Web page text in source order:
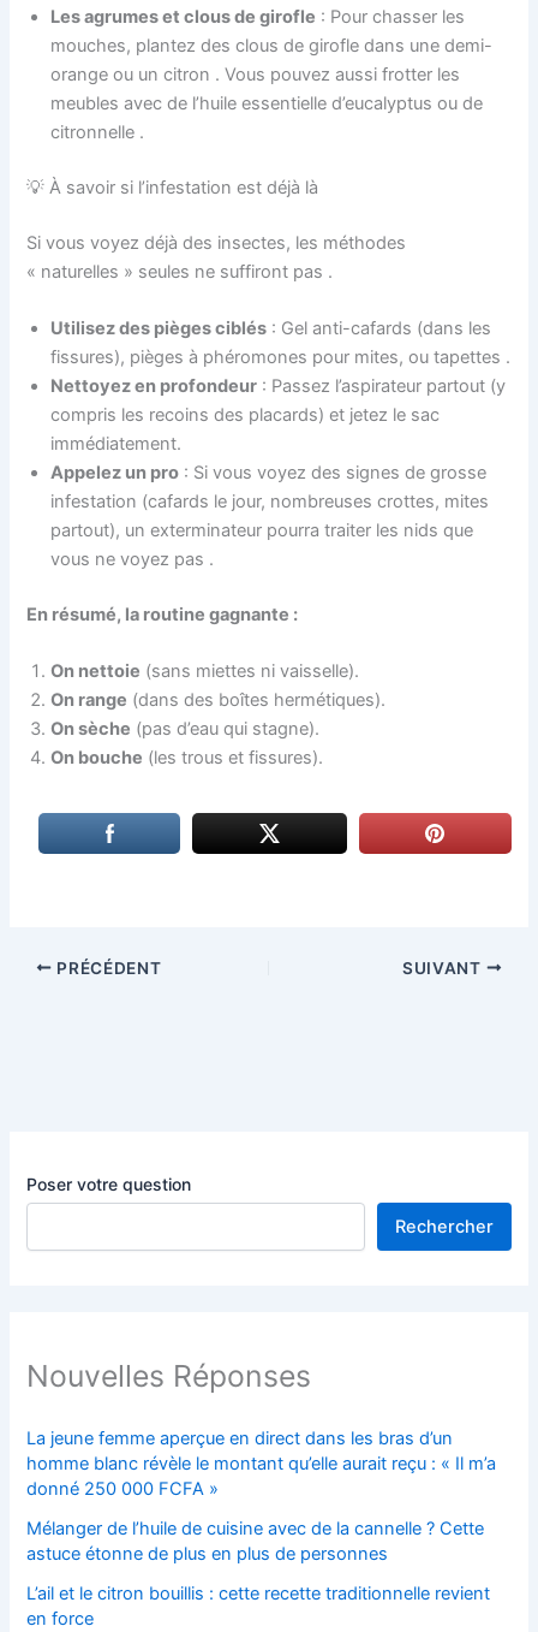
Poser votre question
Rechercher
Nouvelles Réponses
La jeune femme aperçue en direct dans les bras d’un
homme blanc révèle le montant qu’elle aurait reçu : « Il m’a
donné 250 000 FCFA »
Mélanger de l’huile de cuisine avec de la cannelle ? Cette
astuce étonne de plus en plus de personnes
L’ail et le citron bouillis : cette recette traditionnelle revient
en force
Les agrumes et clous de girofle : Pour chasser les
mouches, plantez des clous de girofle dans une demi-
orange ou un citron . Vous pouvez aussi frotter les
meubles avec de l’huile essentielle d’eucalyptus ou de
citronnelle .
💡 À savoir si l’infestation est déjà là
Si vous voyez déjà des insectes, les méthodes
« naturelles » seules ne suffiront pas .
Utilisez des pièges ciblés : Gel anti-cafards (dans les
fissures), pièges à phéromones pour mites, ou tapettes .
Nettoyez en profondeur : Passez l’aspirateur partout (y
compris les recoins des placards) et jetez le sac
immédiatement.
Appelez un pro : Si vous voyez des signes de grosse
infestation (cafards le jour, nombreuses crottes, mites
partout), un exterminateur pourra traiter les nids que
vous ne voyez pas .
En résumé, la routine gagnante :
On nettoie (sans miettes ni vaisselle).
On range (dans des boîtes hermétiques).
On sèche (pas d’eau qui stagne).
On bouche (les trous et fissures).
PRÉCÉDENT SUIVANT